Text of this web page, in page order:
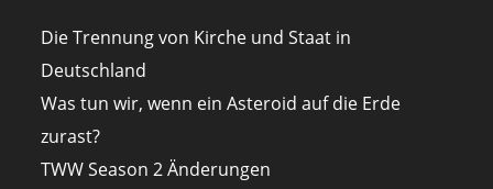
Die Trennung von Kirche und Staat in
Deutschland
Was tun wir, wenn ein Asteroid auf die Erde
zurast?
TWW Season 2 Änderungen